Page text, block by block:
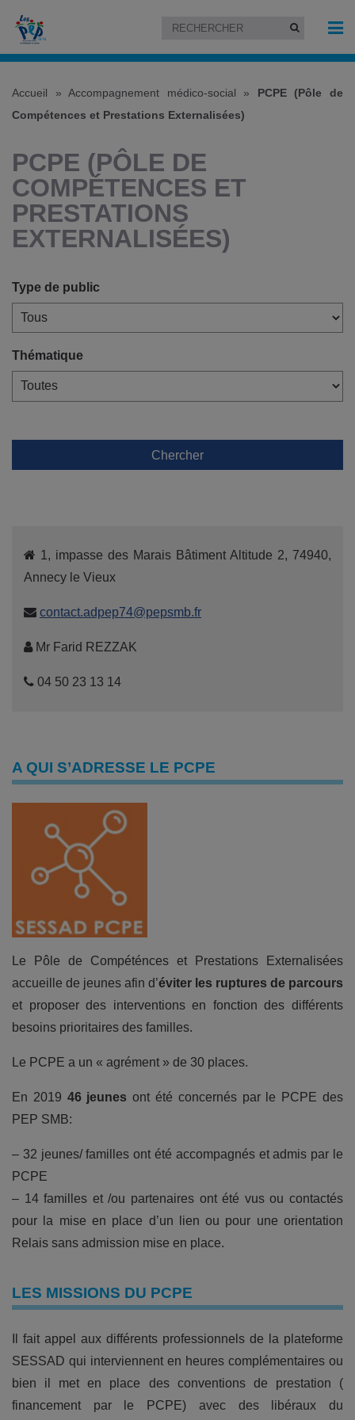
Accueil »Accompagnement médico-social » PCPE (Pôle de
Compétences et Prestations Externalisées)
PCPE (PÔLE DE
COMPÉTENCES ET
PRESTATIONS
EXTERNALISÉES)
Type de public
Thématique
Chercher
1, impasse des Marais Bâtiment Altitude 2, 74940,
Annecy le Vieux
contact.adpep74@pepsmb.fr
Mr Farid REZZAK
04 50 23 13 14
A QUI S’ADRESSE LE PCPE
Le Pôle de Compéténces et Prestations Externalisées
accueille de jeunes afin d’éviter les ruptures de parcours
et proposer des interventions en fonction des différents
besoins prioritaires des familles.
Le PCPE a un « agrément » de 30 places.
En 2019 46 jeunes ont été concernés par le PCPE des
PEP SMB:
– 32 jeunes/ familles ont été accompagnés et admis par le
PCPE
– 14 familles et /ou partenaires ont été vus ou contactés
pour la mise en place d’un lien ou pour une orientation
Relais sans admission mise en place.
LES MISSIONS DU PCPE
Il fait appel aux différents professionnels de la plateforme
SESSAD qui interviennent en heures complémentaires ou
bien il met en place des conventions de prestation (
financement par le PCPE) avec des libéraux du